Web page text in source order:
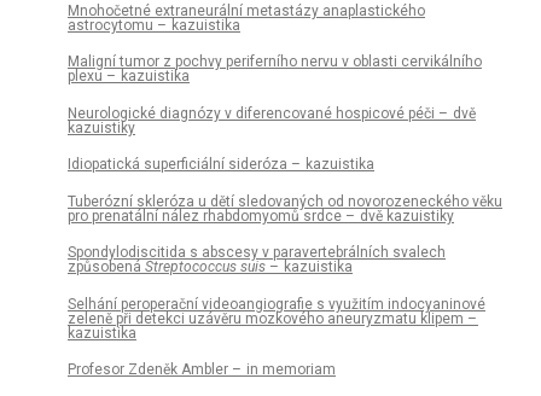
Mnohočetné extraneurální metastázy anaplastického
astrocytomu – kazuistika
Maligní tumor z pochvy periferního nervu v oblasti cervikálního
plexu – kazuistika
Neurologické dia­gnózy v diferencované hospicové péči – dvě
kazuistiky
Idiopatická superficiální sideróza – kazuistika
Tuberózní skleróza u dětí sledovaných od novorozeneckého věku
pro prenatální nález rhabdomyomů srdce – dvě kazuistiky
Spondylodiscitida s abscesy v paravertebrálních svalech
způsobená Streptococcus suis – kazuistika
Selhání peroperační videoangiografie s využitím indocyaninové
zeleně při detekci uzávěru mozkového aneuryzmatu klipem –
kazuistika
Profesor Zdeněk Ambler – in memoriam